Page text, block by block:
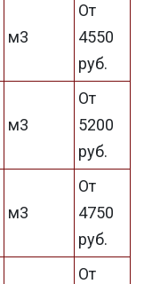
м3
От
4550
руб.
м3
От
5200
руб.
м3
От
4750
руб.
От